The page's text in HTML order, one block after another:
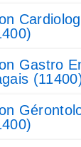
Gastro